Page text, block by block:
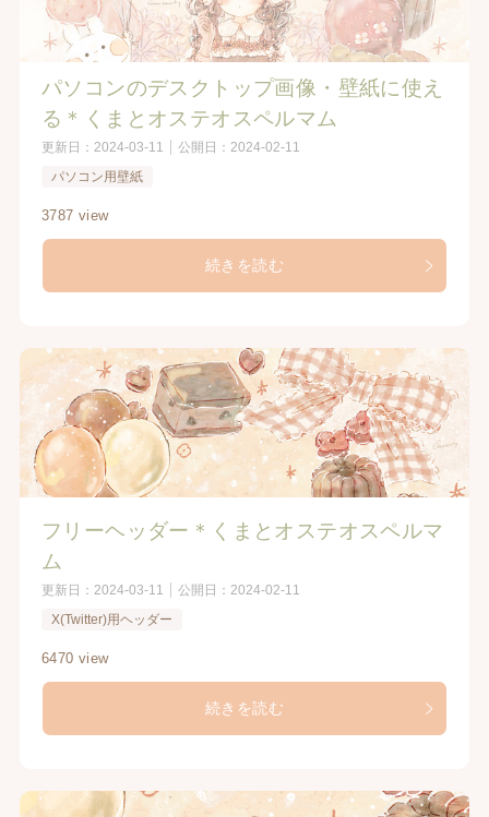
パソコンのデスクトップ画像・壁紙に使え
る＊くまとオステオスペルマム
更新日： 2024-03-11 公開日： 2024-02-11
パソコン用壁紙
3787 view
続きを読む
フリーヘッダー＊くまとオステオスペルマ
ム
更新日： 2024-03-11 公開日： 2024-02-11
X(Twitter)用ヘッダー
6470 view
続きを読む